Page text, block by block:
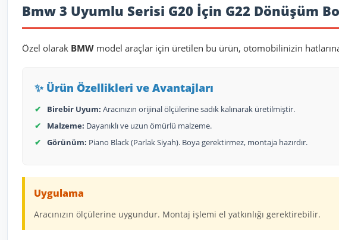
Ürün Açıklaması
Bmw 3 Uyumlu Serisi G20 İçin G22 Dönüşüm
Özel olarak BMW model araçlar için üretilen bu ürün, otomobilinizin
✨ Ürün Özellikleri ve Avantajları
✔ Birebir Uyum: Aracınızın orijinal ölçülerine sadık kalınarak üretilmiştir.
✔
Malzeme: Dayanıklı ve uzun ömürlü malzeme.
✔
Görünüm: Piano Black (Parlak Siyah). Boya gerektirmez, montaja hazırdır.
Uygulama
Aracınızın ölçülerine uygundur. Montaj işlemi el yatkınlığı gerektirebilir.